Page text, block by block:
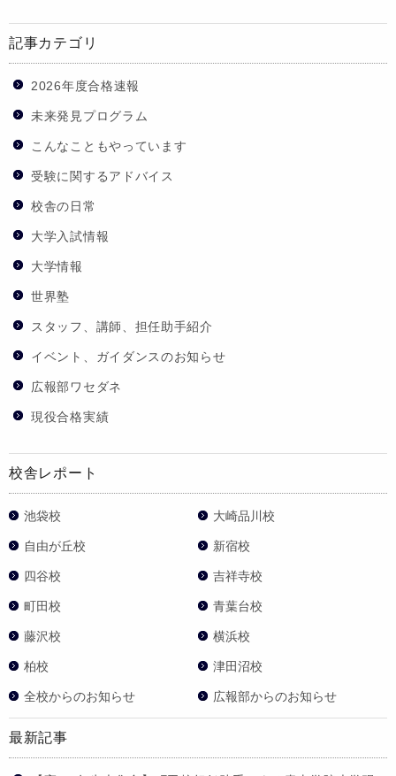
記事カテゴリ
2026年度合格速報
未来発見プログラム
こんなこともやっています
受験に関するアドバイス
校舎の日常
大学入試情報
大学情報
世界塾
スタッフ、講師、担任助手紹介
イベント、ガイダンスのお知らせ
広報部ワセダネ
現役合格実績
校舎レポート
池袋校 大崎品川校
自由が丘校 新宿校
四谷校 吉祥寺校
町田校 青葉台校
藤沢校 横浜校
柏校 津田沼校
全校からのお知らせ 広報部からのお知らせ
最新記事